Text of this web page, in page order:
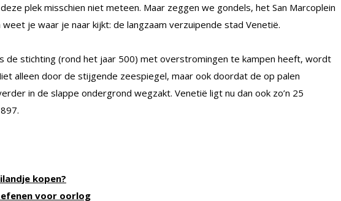
plek misschien niet meteen. Maar zeggen we gondels, het San Marcoplein
weet je waar je naar kijkt: de langzaam verzuipende stad Venetië.
de stichting (rond het jaar 500) met overstromingen te kampen heeft, wordt
alleen door de stijgende zeespiegel, maar ook doordat de op palen
in de slappe ondergrond wegzakt. Venetië ligt nu dan ook zo’n 25
kopen?
voor oorlog